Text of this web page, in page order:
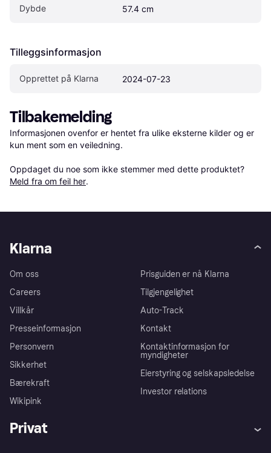
Dybde 57.4 cm
Tilleggsinformasjon
Opprettet på Klarna 2024-07-23
Tilbakemelding
Informasjonen ovenfor er hentet fra ulike eksterne kilder og er
kun ment som en veiledning.
Oppdaget du noe som ikke stemmer med dette produktet?
Meld fra om feil her.
Klarna
Om oss
Careers
Villkår
Presseinformasjon
Personvern
Sikkerhet
Bærekraft
Wikipink
Prisguiden er nå Klarna
Tilgjengelighet
Auto-Track
Kontakt
Kontaktinformasjon for
myndigheter
Eierstyring og selskapsledelse
Investor relations
Privat